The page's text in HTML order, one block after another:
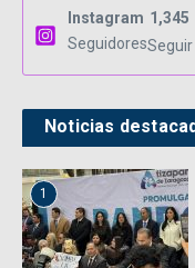
Instagram 1,345
SeguidoresSeguir
Noticias
1